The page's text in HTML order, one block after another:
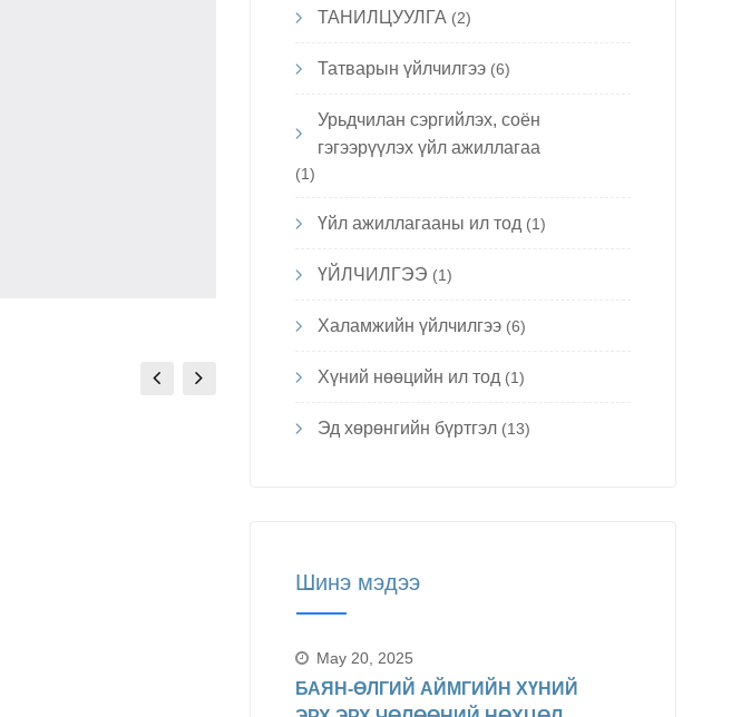
ТАНИЛЦУУЛГА (2)
Татварын үйлчилгээ(6)
Урьдчилан сэргийлэх, соён
гэгээрүүлэх үйл ажиллагаа
(1)
Үйл ажиллагааны ил тод (1)
ҮЙЛЧИЛГЭЭ (1)
Халамжийн үйлчилгээ(6)
Хүний нөөцийн ил тод (1)
Эд хөрөнгийн бүртгэл(13)
Шинэ мэдээ
May 20, 2025
БАЯН-ӨЛГИЙ АЙМГИЙН ХҮНИЙ